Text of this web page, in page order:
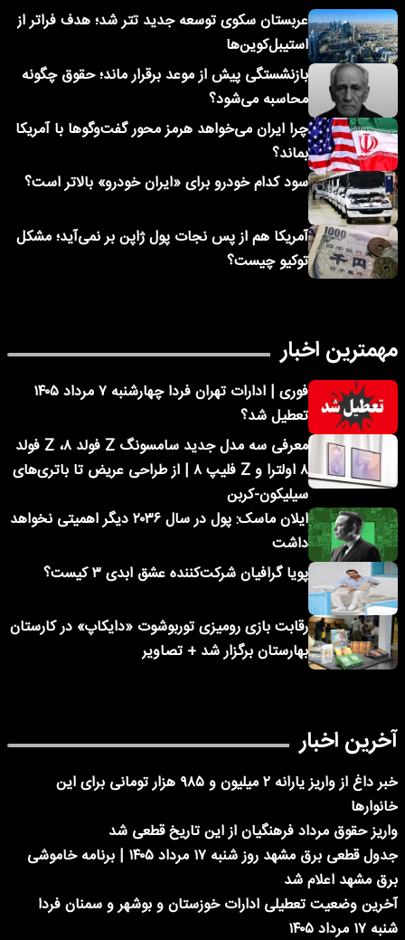
عربستان سکوی توسعه جدید تتر شد؛ هدف فراتر از
استیبل‌کوین‌ها
بازنشستگی پیش از موعد برقرار ماند؛ حقوق چگونه
محاسبه می‌شود؟
چرا ایران می‌خواهد هرمز محور گفت‌وگوها با آمریکا
بماند؟
سود کدام خودرو برای «ایران خودرو» بالاتر است؟
آمریکا هم از پس نجات پول ژاپن بر نمی‌آید؛ مشکل
توکیو چیست؟
مهمترین اخبار
فوری | ادارات تهران فردا چهارشنبه ۷ مرداد ۱۴۰۵
تعطیل شد؟
معرفی سه مدل جدید سامسونگ Z فولد ۸، Z فولد
۸ اولترا و Z فلیپ ۸ | از طراحی عریض تا باتری‌های
سیلیکون-کربن
ایلان ماسک: پول در سال ۲۰۳۶ دیگر اهمیتی نخواهد
داشت
پویا گرافیان شرکت‌کننده عشق ابدی ۳ کیست؟
رقابت بازی رومیزی توربوشوت «دایکاپ» در کارستان
بهارستان برگزار شد + تصاویر
آخرین اخبار
خبر داغ از واریز یارانه ۲ میلیون و ۹۸۵ هزار تومانی برای این
خانوارها
واریز حقوق مرداد فرهنگیان از این تاریخ قطعی شد
جدول قطعی برق مشهد روز شنبه ۱۷ مرداد ۱۴۰۵ | برنامه خاموشی
برق مشهد اعلام شد
آخرین وضعیت تعطیلی ادارات خوزستان و بوشهر و سمنان فردا
شنبه ۱۷ مرداد ۱۴۰۵